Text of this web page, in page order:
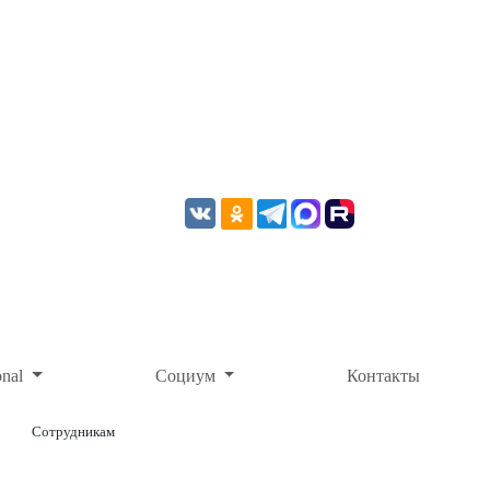
Социум Контакты
Сотрудникам